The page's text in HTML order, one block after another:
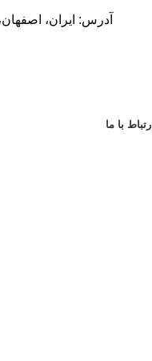
آدرس: ایران، اصفهان، شهرک صنعتی
ارتباط با ما